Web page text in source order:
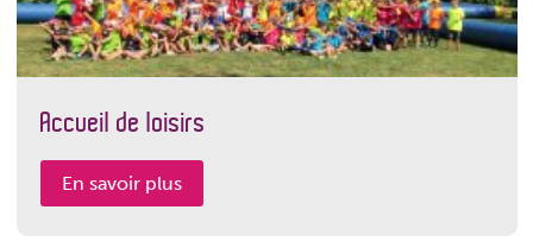
Accueil de loisirs
En savoir plus